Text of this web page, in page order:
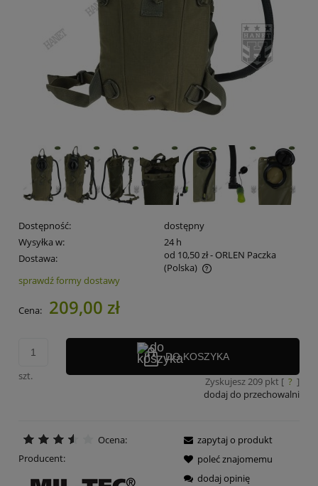
Dostępność:
dostępny
Wysyłka w:
24 h
Dostawa:
od 10,50 zł- ORLEN Paczka
(Polska)
Cena nie zawiera ewentualnych kosztów płatności
sprawdź formy dostawy
Cena: 209,00 zł
szt.
DO KOSZYKA
Zyskujesz209pkt [ ? ]
dodaj do przechowalni
Ocena:
Producent:
zapytaj o produkt
poleć znajomemu
dodaj opinię